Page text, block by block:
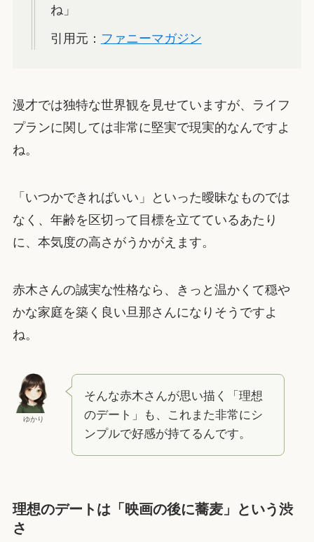
ね」
引用元： ファニーマガジン
漫才では独特な世界観を見せていますが、ライフ
プランに関しては非常に堅実で現実的なんですよ
ね。
「いつかできればいい」といった曖昧なものでは
なく、年齢を区切って目標を立てているあたり
に、本気度の高さがうかがえます。
赤木さんの誠実な性格なら、きっと温かくて穏や
かな家庭を築く良い旦那さんになりそうですよ
ね。
ゆかり
そんな赤木さんが思い描く「理想
のデート」も、これまた非常にシ
ンプルで好感が持てるんです。
理想のデートは「映画の後に蕎麦」という渋
さ